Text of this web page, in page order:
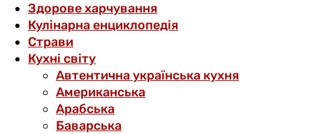
Здорове харчування
Кулінарна енциклопедія
Страви
Кухні світу
Автентична українська кухня
Американська
Арабська
Баварська